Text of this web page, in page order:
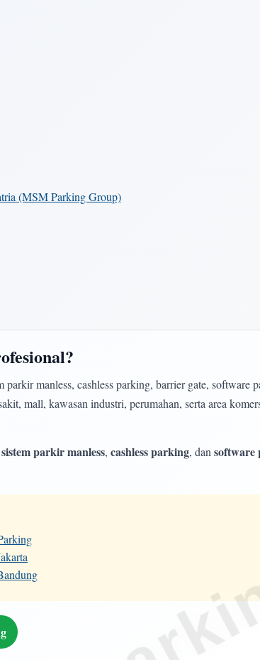
(MSM Parking Group)
manless, cashless parking, barrier gate, software
mall, kawasan industri, perumahan, serta area
sistem parkir manless, cashless parking, dan